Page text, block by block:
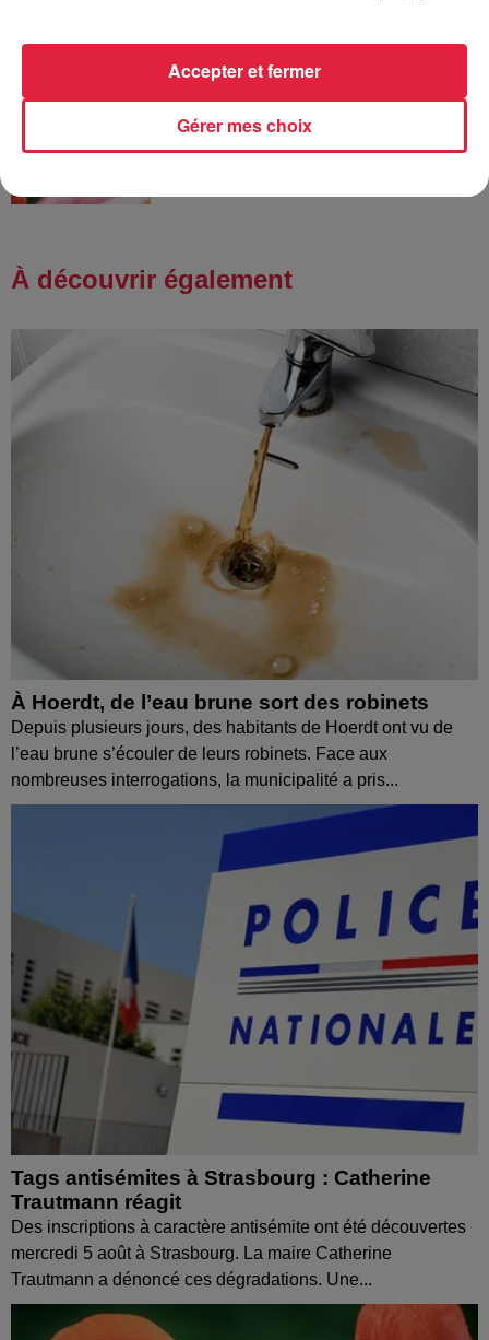
6 août 2026
avec les flamants rouges
À découvrir également
À Hoerdt, de l’eau brune sort des robinets
Depuis plusieurs jours, des habitants de Hoerdt ont vu de
l’eau brune s’écouler de leurs robinets. Face aux
nombreuses interrogations, la municipalité a pris...
Tags antisémites à Strasbourg : Catherine
Trautmann réagit
Des inscriptions à caractère antisémite ont été découvertes
mercredi 5 août à Strasbourg. La maire Catherine
Trautmann a dénoncé ces dégradations. Une...
Gérer mes choix
Accepter et fermer